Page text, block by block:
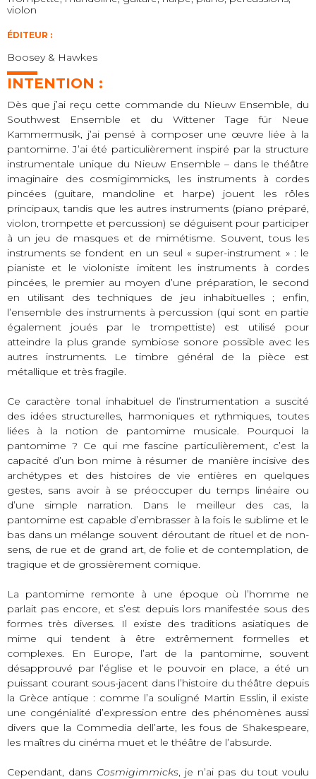
violon
ÉDITEUR :
Boosey & Hawkes
INTENTION :
Dès que j’ai reçu cette commande du Nieuw Ensemble, du
Southwest Ensemble et du Wittener Tage für Neue
Kammermusik, j’ai pensé à composer une œuvre liée à la
pantomime. J’ai été particulièrement inspiré par la structure
instrumentale unique du Nieuw Ensemble – dans le théâtre
imaginaire des cosmigimmicks, les instruments à cordes
pincées (guitare, mandoline et harpe) jouent les rôles
principaux, tandis que les autres instruments (piano préparé,
violon, trompette et percussion) se déguisent pour participer
à un jeu de masques et de mimétisme. Souvent, tous les
instruments se fondent en un seul « super-instrument » : le
pianiste et le violoniste imitent les instruments à cordes
pincées, le premier au moyen d’une préparation, le second
en utilisant des techniques de jeu inhabituelles ; enfin,
l’ensemble des instruments à percussion (qui sont en partie
également joués par le trompettiste) est utilisé pour
atteindre la plus grande symbiose sonore possible avec les
autres instruments. Le timbre général de la pièce est
métallique et très fragile.
Ce caractère tonal inhabituel de l’instrumentation a suscité
des idées structurelles, harmoniques et rythmiques, toutes
liées à la notion de pantomime musicale. Pourquoi la
pantomime ? Ce qui me fascine particulièrement, c’est la
capacité d’un bon mime à résumer de manière incisive des
archétypes et des histoires de vie entières en quelques
gestes, sans avoir à se préoccuper du temps linéaire ou
d’une simple narration. Dans le meilleur des cas, la
pantomime est capable d’embrasser à la fois le sublime et le
bas dans un mélange souvent déroutant de rituel et de non-
sens, de rue et de grand art, de folie et de contemplation, de
tragique et de grossièrement comique.
La pantomime remonte à une époque où l’homme ne
parlait pas encore, et s’est depuis lors manifestée sous des
formes très diverses. Il existe des traditions asiatiques de
mime qui tendent à être extrêmement formelles et
complexes. En Europe, l’art de la pantomime, souvent
désapprouvé par l’église et le pouvoir en place, a été un
puissant courant sous-jacent dans l’histoire du théâtre depuis
la Grèce antique : comme l’a souligné Martin Esslin, il existe
une congénialité d’expression entre des phénomènes aussi
divers que la Commedia dell’arte, les fous de Shakespeare,
les maîtres du cinéma muet et le théâtre de l’absurde.
Cependant, dans Cosmigimmicks, je n’ai pas du tout voulu